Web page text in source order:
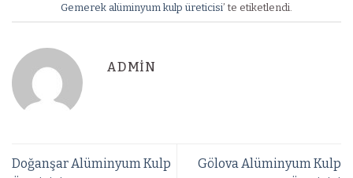
Gemerek alüminyum kulp üreticisi’ te etiketlendi.
ADMIN
Doğanşar Alüminyum Kulp
Gölova Alüminyum Kulp